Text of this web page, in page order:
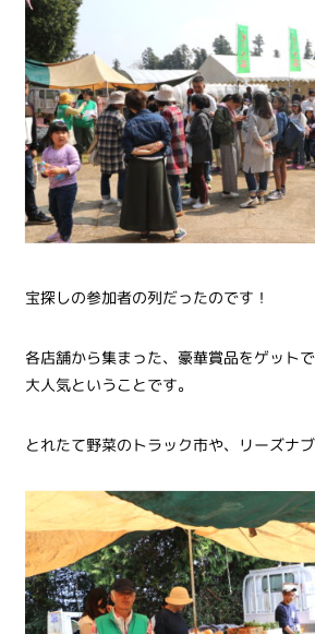
宝探しの参加者の列だったのです！
各店舗から集まった、豪華賞品をゲット
大人気ということです。
とれたて野菜のトラック市や、リーズナブ